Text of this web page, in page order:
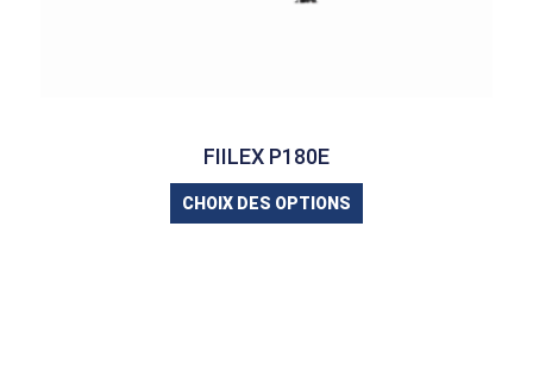
FIILEX P180E
CHOIX DES OPTIONS